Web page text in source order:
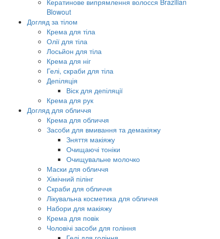
Кератинове випрямлення волосся Brazilian
Blowout
Догляд за тілом
Крема для тіла
Олії для тіла
Лосьйон для тіла
Крема для ніг
Гелі, скраби для тіла
Депіляція
Віск для депіляції
Крема для рук
Догляд для обличчя
Крема для обличчя
Засоби для вмивання та демакіяжу
Зняття макіяжу
Очищаючі тоніки
Очищувальне молочко
Маски для обличчя
Хімічний пілінг
Скраби для обличчя
Лікувальна косметика для обличчя
Набори для макіяжу
Крема для повік
Чоловічі засоби для гоління